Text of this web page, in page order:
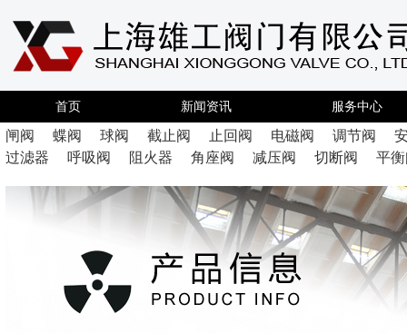
首页 新闻资讯 服务中心
闸阀 蝶阀 球阀 截止阀 止回阀 电磁阀 调节阀
过滤器
呼吸阀 阻火器 角座阀 减压阀 切断阀 平